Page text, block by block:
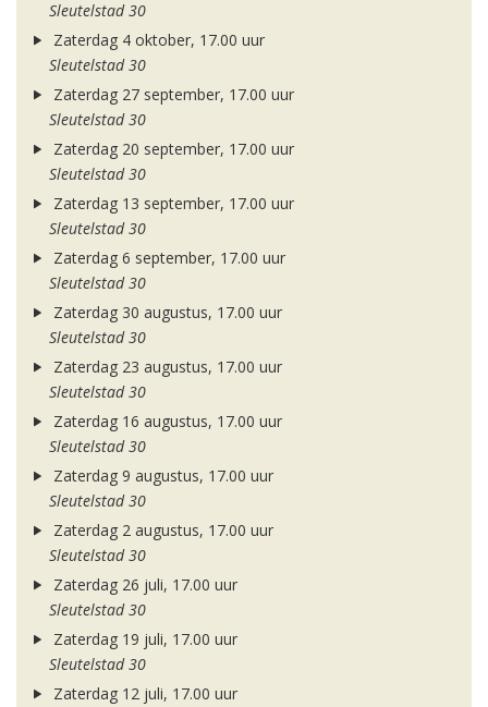
Sleutelstad 30
Zaterdag 4 oktober, 17.00 uur
Sleutelstad 30
Zaterdag 27 september, 17.00 uur
Sleutelstad 30
Zaterdag 20 september, 17.00 uur
Sleutelstad 30
Zaterdag 13 september, 17.00 uur
Sleutelstad 30
Zaterdag 6 september, 17.00 uur
Sleutelstad 30
Zaterdag 30 augustus, 17.00 uur
Sleutelstad 30
Zaterdag 23 augustus, 17.00 uur
Sleutelstad 30
Zaterdag 16 augustus, 17.00 uur
Sleutelstad 30
Zaterdag 9 augustus, 17.00 uur
Sleutelstad 30
Zaterdag 2 augustus, 17.00 uur
Sleutelstad 30
Zaterdag 26 juli, 17.00 uur
Sleutelstad 30
Zaterdag 19 juli, 17.00 uur
Sleutelstad 30
Zaterdag 12 juli, 17.00 uur